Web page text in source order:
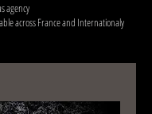
agency
across France and Internationaly